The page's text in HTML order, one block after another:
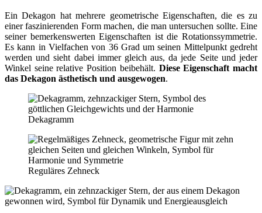
Ein Dekagon hat mehrere geometrische Eigenschaften, die es zu
einer faszinierenden Form machen, die man untersuchen sollte. Eine
seiner bemerkenswerten Eigenschaften ist die Rotationssymmetrie.
Es kann in Vielfachen von 36 Grad um seinen Mittelpunkt gedreht
werden und sieht dabei immer gleich aus, da jede Seite und jeder
Winkel seine relative Position beibehält. Diese Eigenschaft macht
das Dekagon ästhetisch und ausgewogen.
Dekagramm
Reguläres Zehneck